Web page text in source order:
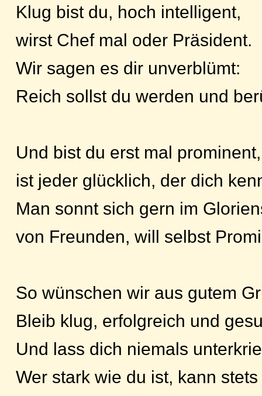
Klug bist du, hoch intelligent,
wirst Chef mal oder Präsident.
Wir sagen es dir unverblümt:
Reich sollst du werden und
Und bist du erst mal prominent,
ist jeder glücklich, der dich
Man sonnt sich gern im
von Freunden, will selbst
So wünschen wir aus gutem
Bleib klug, erfolgreich und
Und lass dich niemals
Wer stark wie du ist, kann